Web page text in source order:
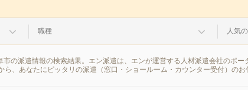
職種 人気
の派遣情報の検索結果。エン派遣は、エンが運営する人材派遣会社のポ
、あなたにピッタリの派遣（窓口・ショールーム・カウンター受付）のお